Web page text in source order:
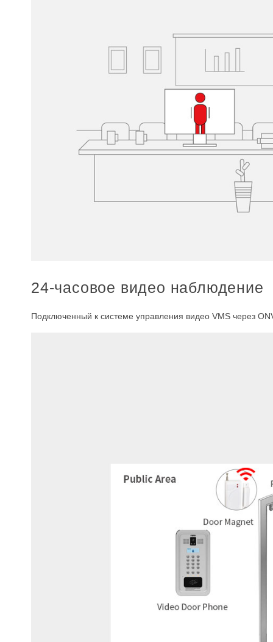
24-часовое видео наблюдение
Подключенный к системе управления видео VMS через